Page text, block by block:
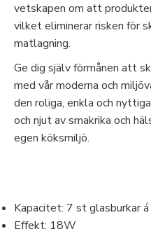
vetskapen om att
vilket eliminerar risken för
matlagning.
Ge dig själv förmånen att
med vår moderna och
den roliga, enkla och
och njut av smakrika och
egen köksmiljö.
Kapacitet: 7 st glasburkar
Effekt: 18W